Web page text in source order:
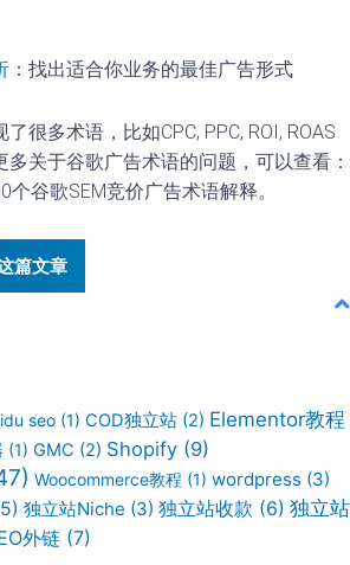
：找出适合你业务的最佳广告形式
很多术语，比如CPC, PPC, ROI, ROAS
关于谷歌广告术语的问题，可以查看：
个谷歌SEM竞价广告术语解释。
篇文章
seo (1) COD独立站 (2) Elementor教程
(1) GMC (2) Shopify (9)
Woocommerce教程 (1) wordpress (3)
独立站Niche (3) 独立站收款 (6) 独立站
外链 (7)